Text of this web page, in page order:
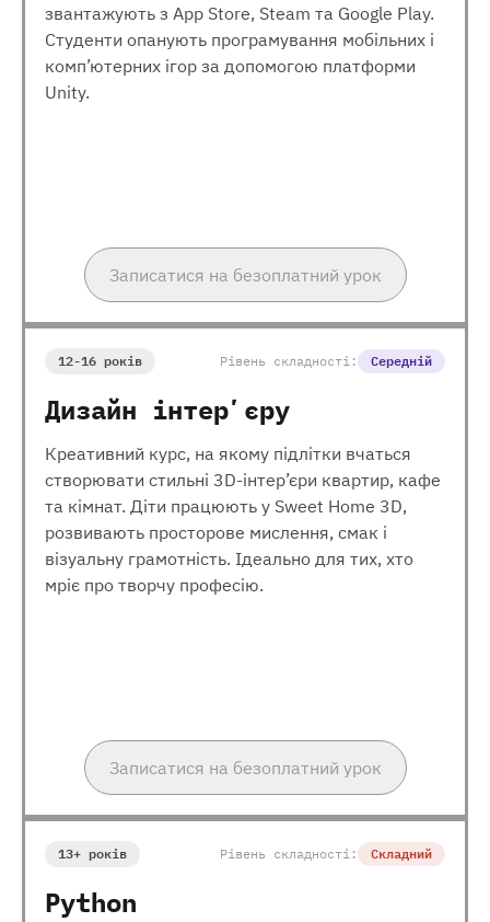
звантажують з App Store, Steam та Google Play.
Студенти опанують програмування мобільних і
комп’ютерних ігор за допомогою платформи
Unity.
Записатися на безоплатний урок
12-16 років Рівень складності: Середній
Дизайн інтерʼєру
Креативний курс, на якому підлітки вчаться
створювати стильні 3D-інтер’єри квартир, кафе
та кімнат. Діти працюють у Sweet Home 3D,
розвивають просторове мислення, смак і
візуальну грамотність. Ідеально для тих, хто
мріє про творчу професію.
Записатися на безоплатний урок
13+ років Рівень складності: Складний
Python